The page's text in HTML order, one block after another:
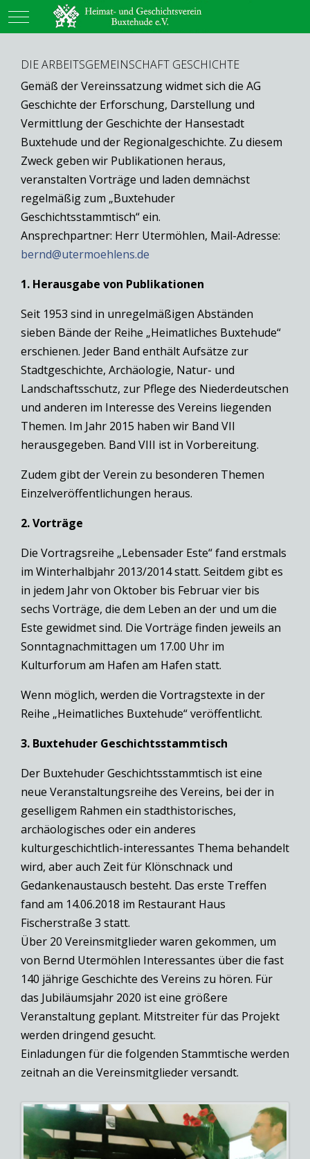
Mobile Menu Toggle
DIE ARBEITSGEMEINSCHAFT GESCHICHTE
Gemäß der Vereinssatzung widmet sich die AG
Geschichte der Erforschung, Darstellung und
Vermittlung der Geschichte der Hansestadt
Buxtehude und der Regionalgeschichte. Zu diesem
Zweck geben wir Publikationen heraus,
veranstalten Vorträge und laden demnächst
regelmäßig zum „Buxtehuder
Geschichtsstammtisch“ ein.
Ansprechpartner: Herr Utermöhlen, Mail-Adresse:
bernd@utermoehlens.de
1. Herausgabe von Publikationen
Seit 1953 sind in unregelmäßigen Abständen
sieben Bände der Reihe „Heimatliches Buxtehude“
erschienen. Jeder Band enthält Aufsätze zur
Stadtgeschichte, Archäologie, Natur- und
Landschaftsschutz, zur Pflege des Niederdeutschen
und anderen im Interesse des Vereins liegenden
Themen. Im Jahr 2015 haben wir Band VII
herausgegeben. Band VIII ist in Vorbereitung.
Zudem gibt der Verein zu besonderen Themen
Einzelveröffentlichungen heraus.
2. Vorträge
Die Vortragsreihe „Lebensader Este“ fand erstmals
im Winterhalbjahr 2013/2014 statt. Seitdem gibt es
in jedem Jahr von Oktober bis Februar vier bis
sechs Vorträge, die dem Leben an der und um die
Este gewidmet sind. Die Vorträge finden jeweils an
Sonntagnachmittagen um 17.00 Uhr im
Kulturforum am Hafen am Hafen statt.
Wenn möglich, werden die Vortragstexte in der
Reihe „Heimatliches Buxtehude“ veröffentlicht.
3. Buxtehuder Geschichtsstammtisch
Der Buxtehuder Geschichtsstammtisch ist eine
neue Veranstaltungsreihe des Vereins, bei der in
geselligem Rahmen ein stadthistorisches,
archäologisches oder ein anderes
kulturgeschichtlich-interessantes Thema behandelt
wird, aber auch Zeit für Klönschnack und
Gedankenaustausch besteht. Das erste Treffen
fand am 14.06.2018 im Restaurant Haus
Fischerstraße 3 statt.
Über 20 Vereinsmitglieder waren gekommen, um
von Bernd Utermöhlen Interessantes über die fast
140 jährige Geschichte des Vereins zu hören. Für
das Jubiläumsjahr 2020 ist eine größere
Veranstaltung geplant. Mitstreiter für das Projekt
werden dringend gesucht.
Einladungen für die folgenden Stammtische werden
zeitnah an die Vereinsmitglieder versandt.